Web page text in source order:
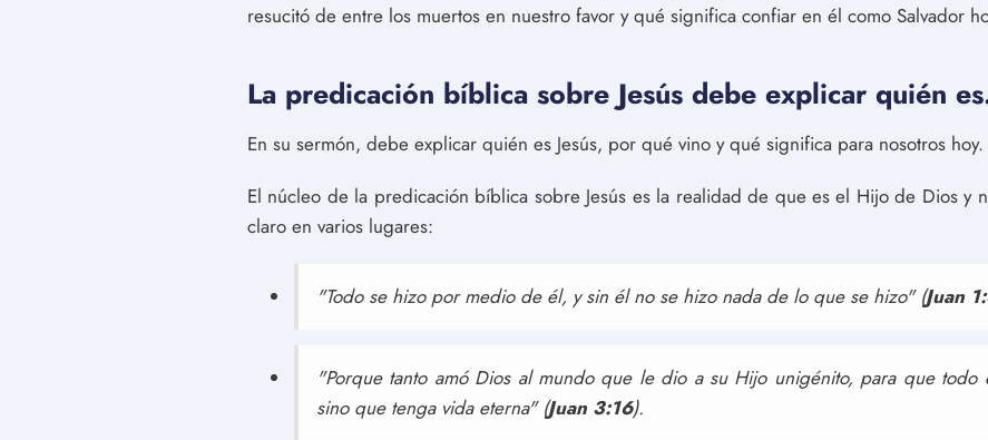
resucitó de entre los muertos en nuestro favor y qué significa confiar en él como Salvador
La predicación bíblica sobre Jesús debe explicar quién
En su sermón, debe explicar quién es Jesús, por qué vino y qué significa para nosotros hoy.
El núcleo de la predicación bíblica sobre Jesús es la realidad de que es el Hijo de Dios y
claro en varios lugares:
"Todo se hizo por medio de él, y sin él no se hizo nada de lo que se hizo" (Juan
"Porque tanto amó Dios al mundo que le dio a su Hijo unigénito, para que
sino que tenga vida eterna" (Juan 3:16).